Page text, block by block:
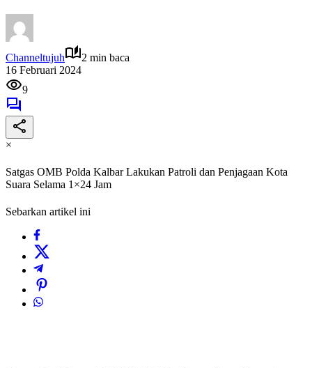
Channeltujuh
2 min baca
16 Februari 2024
9
×
Satgas OMB Polda Kalbar Lakukan Patroli dan Penjagaan Kota
Suara Selama 1×24 Jam
Sebarkan artikel ini